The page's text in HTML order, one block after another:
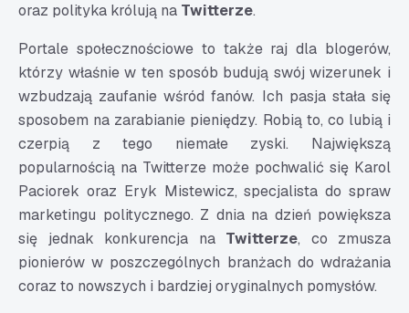
oraz polityka królują na Twitterze.
Portale społecznościowe to także raj dla blogerów,
którzy właśnie w ten sposób budują swój wizerunek i
wzbudzają zaufanie wśród fanów. Ich pasja stała się
sposobem na zarabianie pieniędzy. Robią to, co lubią i
czerpią z tego niemałe zyski. Największą
popularnością na Twitterze może pochwalić się Karol
Paciorek oraz Eryk Mistewicz, specjalista do spraw
marketingu politycznego. Z dnia na dzień powiększa
się jednak konkurencja na Twitterze, co zmusza
pionierów w poszczególnych branżach do wdrażania
coraz to nowszych i bardziej oryginalnych pomysłów.